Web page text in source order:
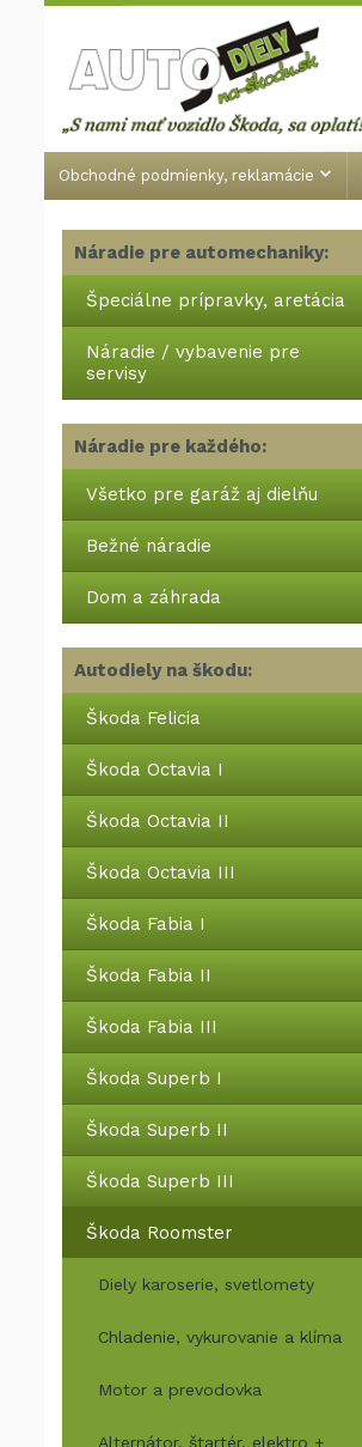
Obchodné podmienky, reklamácie
Náradie pre automechaniky:
Špeciálne prípravky, aretácia
Náradie / vybavenie pre
servisy
Náradie pre každého:
Všetko pre garáž aj dielňu
Bežné náradie
Dom a záhrada
Autodiely na škodu:
Škoda Felicia
Škoda Octavia I
Škoda Octavia II
Škoda Octavia III
Škoda Fabia I
Škoda Fabia II
Škoda Fabia III
Škoda Superb I
Škoda Superb II
Škoda Superb III
Škoda Roomster
Diely karoserie, svetlomety
Chladenie, vykurovanie a klíma
Motor a prevodovka
Alternátor, štartér, elektro +